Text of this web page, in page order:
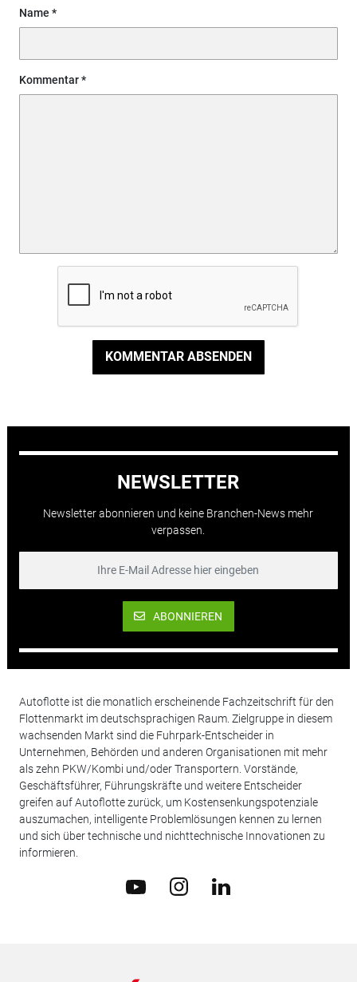
Name
Kommentar
KOMMENTAR ABSENDEN
NEWSLETTER
Newsletter abonnieren und keine Branchen-News mehr
verpassen.
ABONNIEREN
Autoflotte ist die monatlich erscheinende Fachzeitschrift für den
Flottenmarkt im deutschsprachigen Raum. Zielgruppe in diesem
wachsenden Markt sind die Fuhrpark-Entscheider in
Unternehmen, Behörden und anderen Organisationen mit mehr
als zehn PKW/Kombi und/oder Transportern. Vorstände,
Geschäftsführer, Führungskräfte und weitere Entscheider
greifen auf Autoflotte zurück, um Kostensenkungspotenziale
auszumachen, intelligente Problemlösungen kennen zu lernen
und sich über technische und nichttechnische Innovationen zu
informieren.